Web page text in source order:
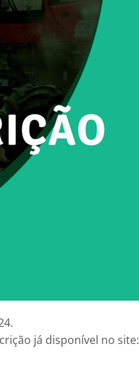
já disponível no site: